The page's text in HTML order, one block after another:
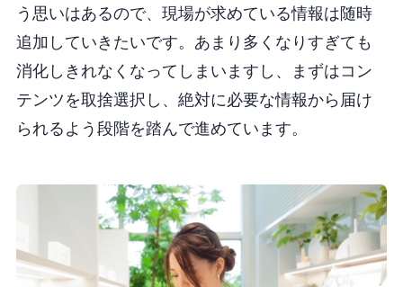
う思いはあるので、現場が求めている情報は随時
追加していきたいです。あまり多くなりすぎても
消化しきれなくなってしまいますし、まずはコン
テンツを取捨選択し、絶対に必要な情報から届け
られるよう段階を踏んで進めています。